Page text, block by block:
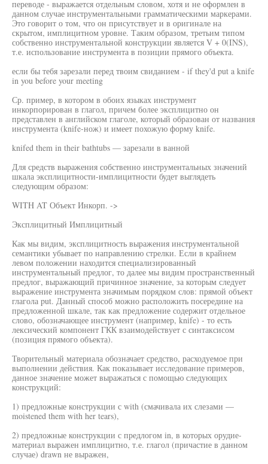
переводе - выражается отдельным словом, хотя и не оформлен в
данном случае инструментальными грамматическими маркерами.
Это говорит о том, что он присутствует и в оригинале на
скрытом, имплицитном уровне. Таким образом, третьим типом
собственно инструментальной конструкции является V + 0(INS),
т.е. использование инструмента в позиции прямого объекта.
если бы тебя зарезали перед твоим свиданием - if they'd put a knife
in you before your meeting
Ср. пример, в котором в обоих языках инструмент
инкорпорирован в глагол, причем более эксплицитно он
представлен в английском глаголе, который образован от названия
инструмента (knife-нож) и имеет похожую форму knife.
knifed them in their bathtubs — зарезали в ванной
Для средств выражения собственно инструментальных значений
шкала эксплицитности-имплицитности будет выглядеть
следующим образом:
WITH AT Объект Инкорп. ->
Эксплицитный Имплицитный
Как мы видим, эксплицитность выражения инструментальной
семантики убывает по направлению стрелки. Если в крайнем
левом положении находится специализированный
инструментальный предлог, то далее мы видим пространственный
предлог, выражающий причинное значение, за которым следует
выражение инструмента значимым порядком слов: прямой объект
глагола put. Данный способ можно расположить посередине на
предложенной шкале, так как предложение содержит отдельное
слово, обозначающее инструмент (например, knife) - то есть
лексический компонент ГКК взаимодействует с синтаксисом
(позиция прямого объекта).
Творительный материала обозначает средство, расходуемое при
выполнении действия. Как показывает исследование примеров,
данное значение может выражаться с помощью следующих
конструкций:
1) предложные конструкции с with (смачивала их слезами —
moistened them with her tears),
2) предложные конструкции с предлогом in, в которых орудие-
материал выражен имплицитно, т.е. глагол (причастие в данном
случае) drawn не выражен,